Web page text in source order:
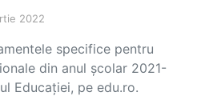
2022
specifice pentru
din anul școlar 2021-
Educației, pe edu.ro.